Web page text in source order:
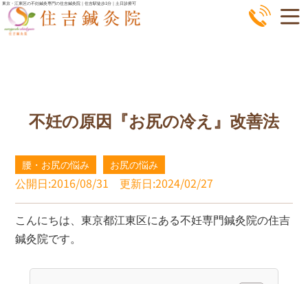
コ
ン
東京・江東区の不妊鍼灸専門の住吉鍼灸院｜住吉駅徒歩1分｜土日診療可
不妊の原因『お尻の冷え』改善法
腰・お尻の悩み お尻の悩み
公開日:2016/08/31更新日:2024/02/27
こんにちは、東京都江東区にある不妊専門鍼灸院の住吉
鍼灸院です。